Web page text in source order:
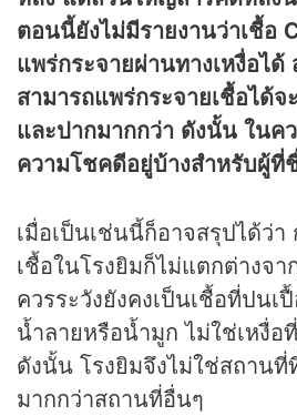
ตอนนี้ยังไม่มีรายงานว่าเชื้อ
แพร่กระจายผ่านทางเหงื่อได้
สามารถแพร่กระจายเชื้อได้
และปากมากกว่า ดังนั้น ในค
ความโชคดีอยู่บ้างสำหรับผู้ที่
เมื่อเป็นเช่นนี้ก็อาจสรุปได้ว่า
เชื้อในโรงยิมก็ไม่แตกต่างจ
ควรระวังยังคงเป็นเชื้อที่ปนเ
น้ำลายหรือน้ำมูก ไม่ใช่เหงื่อ
ดังนั้น โรงยิมจึงไม่ใช่สถานที่
มากกว่าสถานที่อื่นๆ